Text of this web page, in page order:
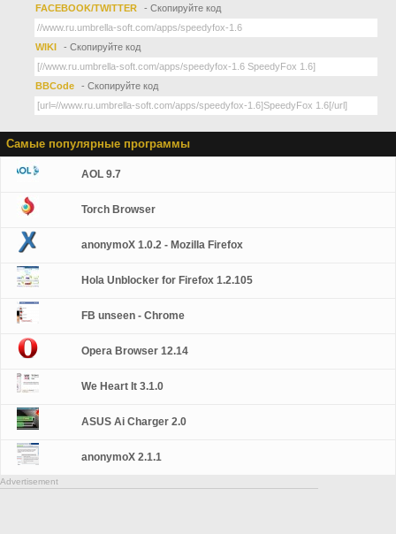
FACEBOOK/TWITTER - Скопируйте код
WIKI - Скопируйте код
BBCode - Скопируйте код
Самые популярные программы
AOL 9.7
Torch Browser
anonymoX 1.0.2 - Mozilla Firefox
Hola Unblocker for Firefox 1.2.105
FB unseen - Chrome
Opera Browser 12.14
We Heart It 3.1.0
ASUS Ai Charger 2.0
anonymoX 2.1.1
Advertisement